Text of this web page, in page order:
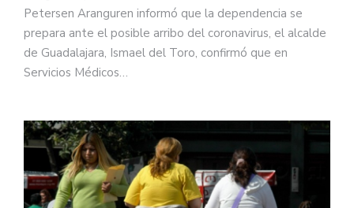
Petersen Aranguren informó que la dependencia se
prepara ante el posible arribo del coronavirus, el alcalde
de Guadalajara, Ismael del Toro, confirmó que en
Servicios Médicos…